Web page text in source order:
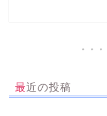
最近の投稿